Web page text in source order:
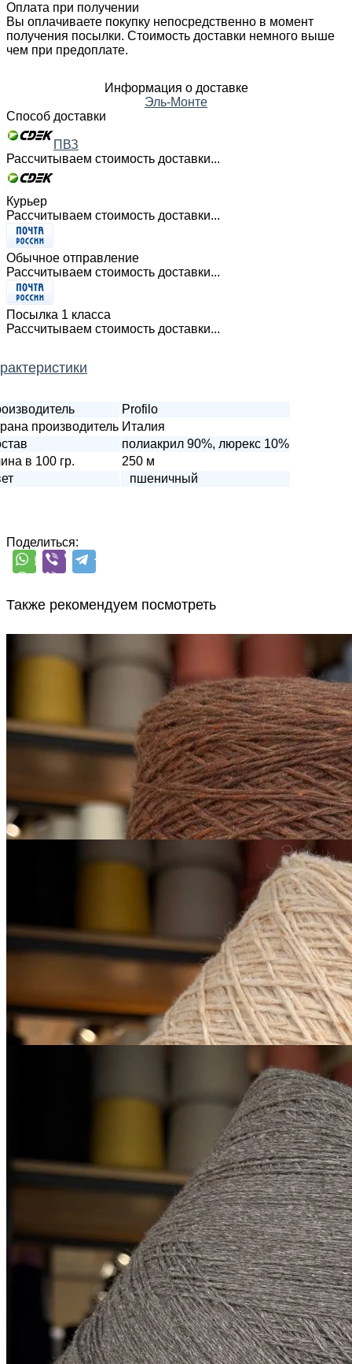
Оплата при получении
Вы оплачиваете покупку непосредственно в момент
получения посылки. Стоимость доставки немного выше
чем при предоплате.
Информация о доставке
Эль-Монте
Способ доставки
ПВЗ
Рассчитываем стоимость доставки...
Курьер
Рассчитываем стоимость доставки...
Обычное отправление
Рассчитываем стоимость доставки...
Посылка 1 класса
Рассчитываем стоимость доставки...
Profilo
производитель Италия
полиакрил 90%, люрекс 10%
в 100 гр.
250 м
пшеничный
Поделиться:
Также рекомендуем посмотреть
В наличии 5695 гр
Scotland
меринос 100%
450 м/100 гкоричневый, умбра жженая
650₽
за 100 г
Купить
В наличии 665 гр
меринос экстрафайн 100%
450 м/100 г
персиковый
650₽
Купить
як 50%, кашемир 15%, шёлк 20%,
серо-коричневый
1 900₽
Купить
Filato Italiano